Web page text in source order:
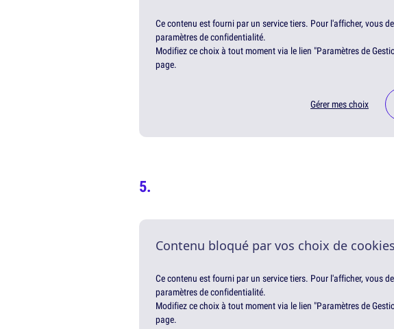
Ce contenu est fourni par un service tiers. Pour l'afficher, vous
paramètres de confidentialité.
Modifiez ce choix à tout moment via le lien "Paramètres de
page.
Gérer mes choix
Contenu bloqué par vos choix de cookies
Ce contenu est fourni par un service tiers. Pour l'afficher, vous
paramètres de confidentialité.
Modifiez ce choix à tout moment via le lien "Paramètres de
page.